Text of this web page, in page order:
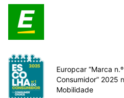
Europcar “Marca
Consumidor” 2025
Mobilidade